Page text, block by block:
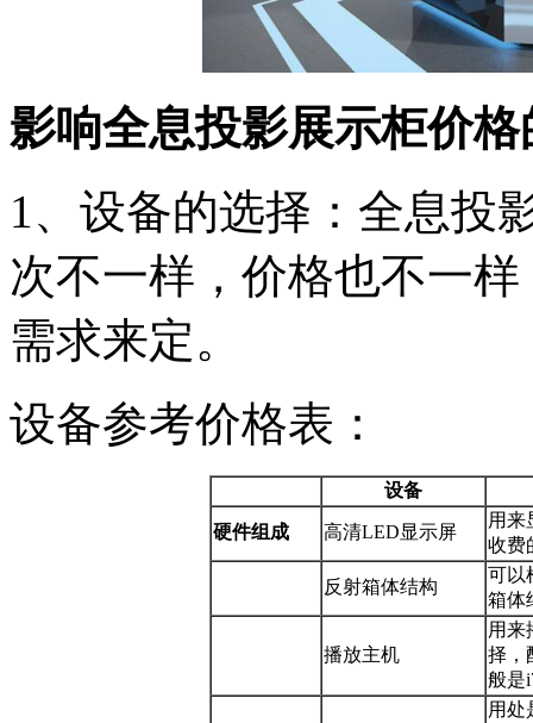
影响全息投影展示柜价
1、设备的选择：全息投
次不一样，价格也不一
需求来定。
设备参考价格表：
设备
硬件组成 高清LED显示屏
用来
收费
反射箱体结构
可以
箱体
播放主机
用来
择，
般是
用处